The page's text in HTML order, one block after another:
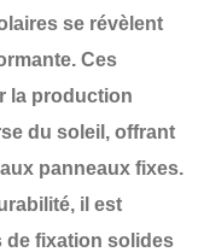
se révèlent
Ces
la production
du soleil, offrant
panneaux fixes.
, il est
de fixation solides